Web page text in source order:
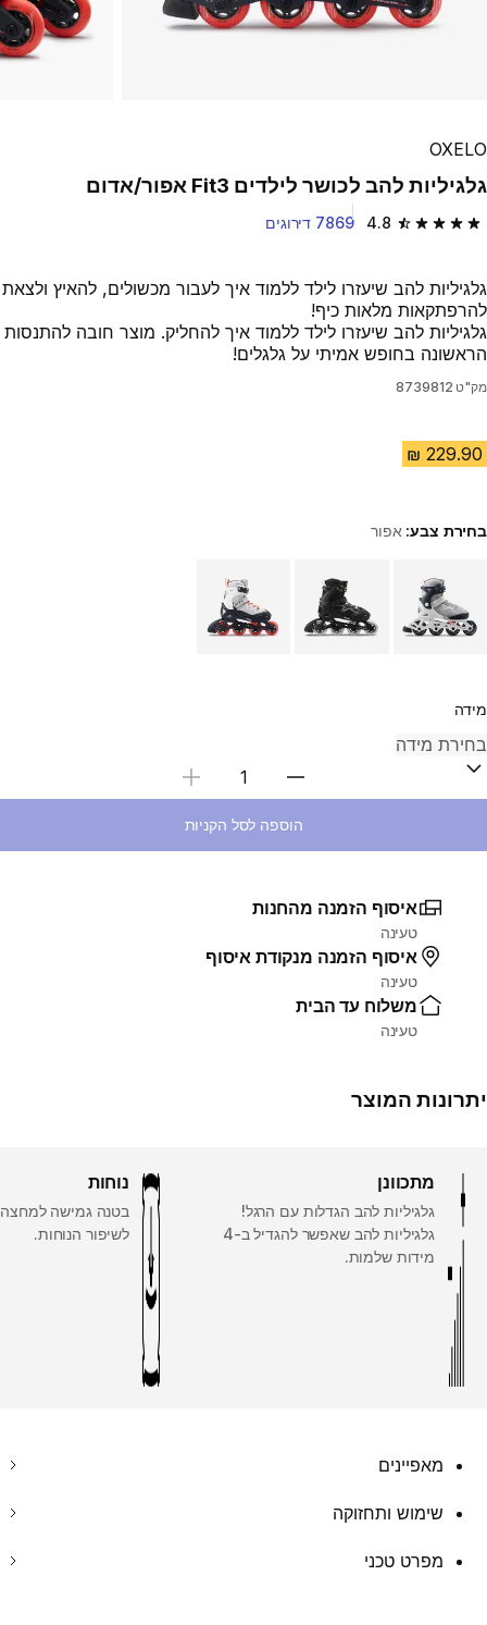
OXELO
גלגיליות להב לכושר לילדים Fit3 אפור/אדום
4.8 4.8 out of 5 stars from 7869 reviews 7869 דירוגים
גלגיליות להב שיעזרו לילד ללמוד איך לעבור מכשולים, להאיץ ולצאת
להרפתקאות מלאות כיף!
גלגיליות להב שיעזרו לילד ללמוד איך להחליק. מוצר חובה להתנסות
הראשונה בחופש אמיתי על גלגלים!
מק"ט 8739812
בחירת צבע: אפור
מידה
בחירת כמות
הוספה לסל הקניות
איסוף הזמנה מהחנות
טעינה
איסוף הזמנה מנקודת איסוף
טעינה
משלוח עד הבית
טעינה
יתרונות המוצר
מתכוונן
גלגיליות להב הגדלות עם הרגל!
גלגיליות להב שאפשר להגדיל ב-4
מידות שלמות.
נוחות
בטנה גמישה למחצה
לשיפור הנוחות.
מאפיינים
שימוש ותחזוקה
מפרט טכני